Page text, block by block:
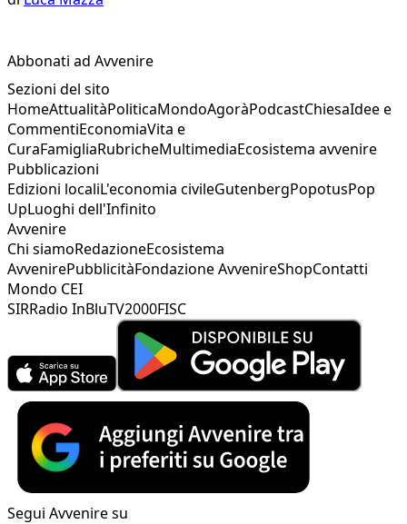
Abbonati ad Avvenire
Sezioni del sito
HomeAttualitàPoliticaMondoAgoràPodcastChiesaIdee e
CommentiEconomiaVita e
CuraFamigliaRubricheMultimediaEcosistema avvenire
Pubblicazioni
Edizioni localiL'economia civileGutenbergPopotusPop
UpLuoghi dell'Infinito
Avvenire
Chi siamoRedazioneEcosistema
AvvenirePubblicitàFondazione AvvenireShopContatti
Mondo CEI
SIRRadio InBluTV2000FISC
Segui Avvenire su